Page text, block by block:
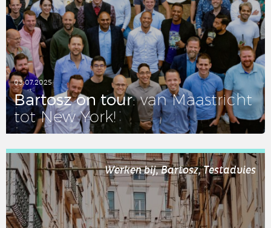
03.07.2025
Bartosz on tour: van Maas­tricht
tot New York!
LEES DIT ARTIKEL
Werken bij, Bartosz, Testadvies